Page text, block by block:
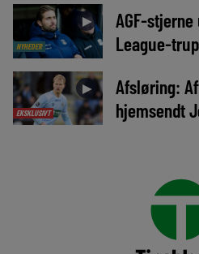
NYHEDER
►
AGF-
League-trup
EKSKLUSIVT
►
Afsløring:
hjemsendt